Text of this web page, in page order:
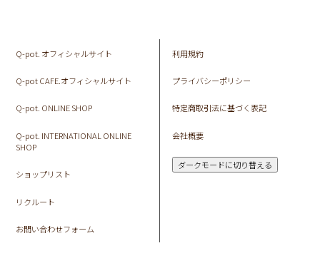
Q-pot. オフィシャルサイト
Q-pot CAFE.オフィシャルサイト
Q-pot. ONLINE SHOP
Q-pot. INTERNATIONAL ONLINE
SHOP
ショップリスト
リクルート
お問い合わせフォーム
利用規約
プライバシーポリシー
特定商取引法に基づく表記
会社概要
ダークモードに切り替える